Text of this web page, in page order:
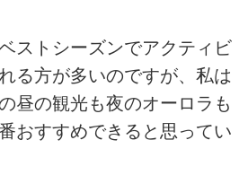
ストシーズンでアクティビ
る方が多いのですが、私は
昼の観光も夜のオーロラも
おすすめできると思ってい